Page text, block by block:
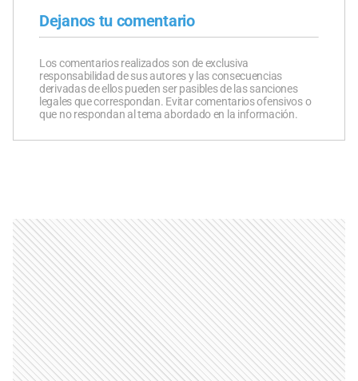
Dejanos tu comentario
Los comentarios realizados son de exclusiva
responsabilidad de sus autores y las consecuencias
derivadas de ellos pueden ser pasibles de las sanciones
legales que correspondan. Evitar comentarios ofensivos o
que no respondan al tema abordado en la información.